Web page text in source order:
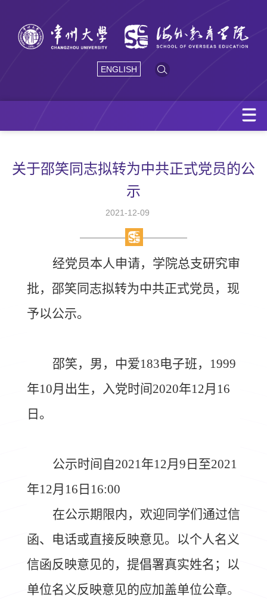
ENGLISH
关于邵笑同志拟转为中共正式党员的公
示
2021-12-09
经党员本人申请，学院总支研究审
批，邵笑同志拟转为中共正式党员，现
予以公示。
邵笑，男，中爱183电子班，1999
年10月出生，入党时间2020年12月16
日。
公示时间自2021年12月9日至2021
年12月16日16:00
在公示期限内，欢迎同学们通过信
函、电话或直接反映意见。以个人名义
信函反映意见的，提倡署真实姓名；以
单位名义反映意见的应加盖单位公章。